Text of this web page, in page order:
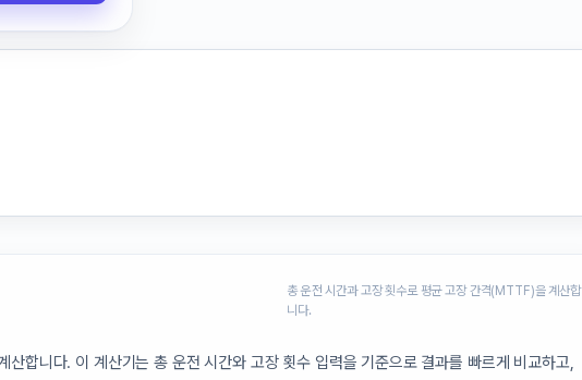
총 운전 시간과 고장 횟수로 평균 고장 간격(MTTF)을 계산합
니다.
합니다. 이 계산기는 총 운전 시간와 고장 횟수 입력을 기준으로 결과를 빠르게 비교하고,